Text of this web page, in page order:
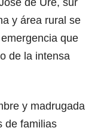
y área rural se
que
de la intensa
y madrugada
de familias